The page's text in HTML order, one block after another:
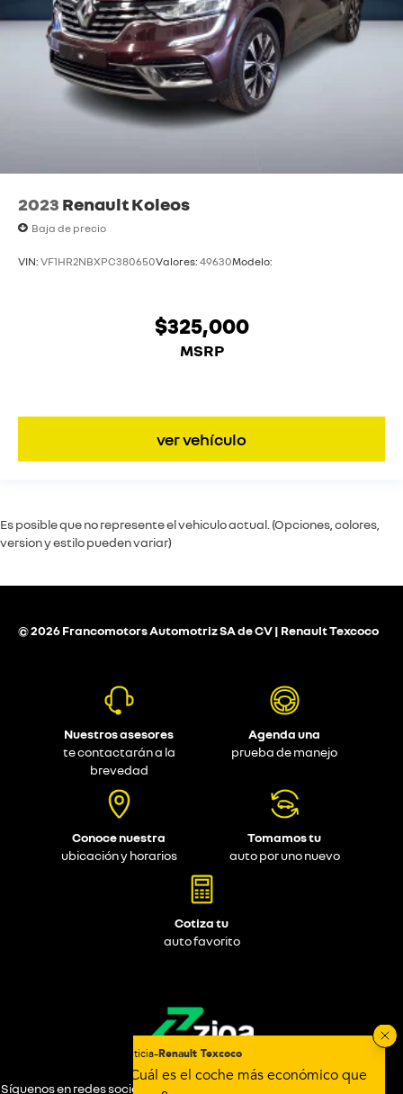
2023 Renault Koleos
Baja de precio
VIN: VF1HR2NBXPC380650Valores: 49630Modelo:
$325,000
MSRP
ver vehículo
Es posible que no represente el vehiculo actual. (Opciones, colores,
version y estilo pueden variar)
© 2026 Francomotors Automotriz SA de CV | Renault Texcoco
Nuestros asesores
te contactarán a la
brevedad
Agenda una
prueba de manejo
Conoce nuestra
ubicación y horarios
Tomamos tu
auto por uno nuevo
Cotiza tu
auto favorito
Síguenos en redes sociales